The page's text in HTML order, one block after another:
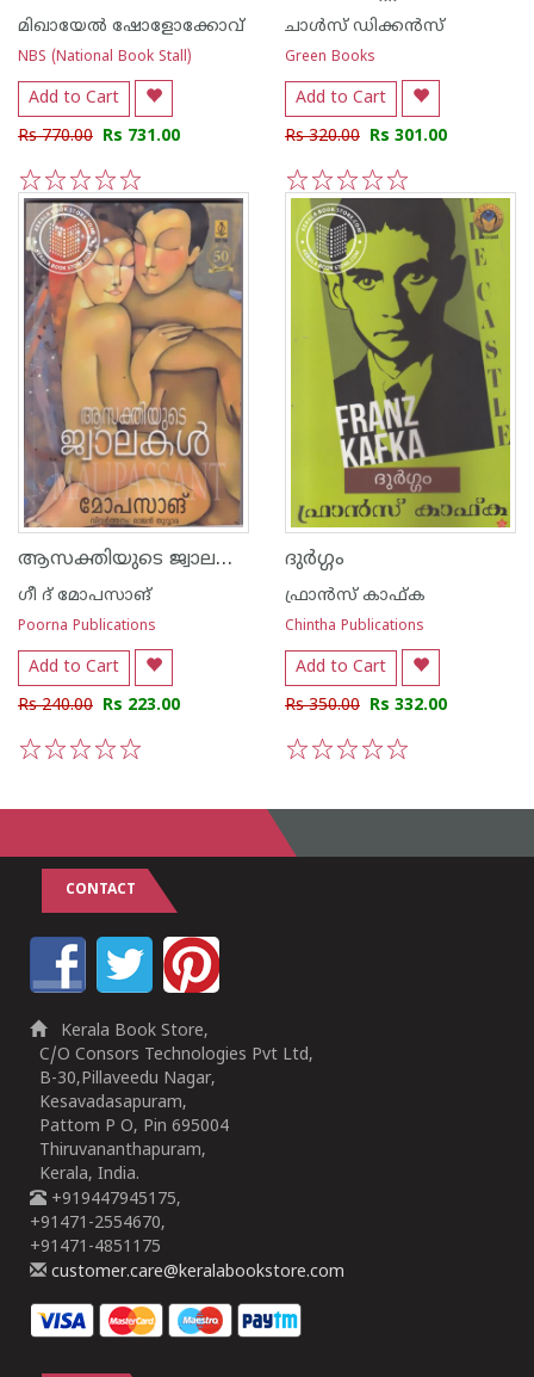
മിഖായേല്‍ ഷോളോക്കോവ്
NBS (National Book Stall)
Add to Cart
Rs 770.00 Rs 731.00
5
4
3
2
1
ചാള്‍സ് ഡിക്കന്‍സ്‌
Green Books
Add to Cart
Rs 320.00 Rs 301.00
5
4
3
2
1
ആസക്തിയുടെ ജ്വാലകള്‍
ഗീ ദ് മോപസാങ്
Poorna Publications
Add to Cart
Rs 240.00 Rs 223.00
ദുര്‍ഗ്ഗം
ഫ്രാന്‍സ് കാഫ്ക
Chintha Publications
Add to Cart
Rs 350.00 Rs 332.00
CONTACT
Kerala Book Store,
C/O Consors Technologies Pvt Ltd,
B-30,Pillaveedu Nagar,
Kesavadasapuram,
Pattom P O, Pin 695004
Thiruvananthapuram,
Kerala, India.
+919447945175,
+91471-2554670,
+91471-4851175
customer.care@keralabookstore.com